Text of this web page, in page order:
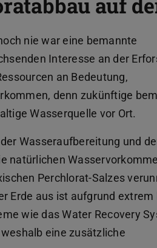
nie war eine bemannte
Interesse an der
an Bedeutung,
denn zukünftige
Wasserquelle vor Ort.
Wasseraufbereitung und
natürlichen
Perchlorat-Salzes
Erde aus ist aufgrund extrem
wie das Water Recovery
eine zusätzliche